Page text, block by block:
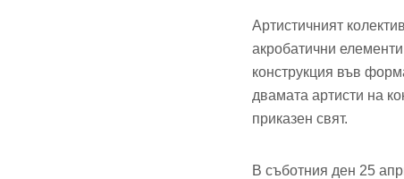
Артистичният
акробатични
конструкция във
двамата артисти на
приказен свят.
В съботния ден 25